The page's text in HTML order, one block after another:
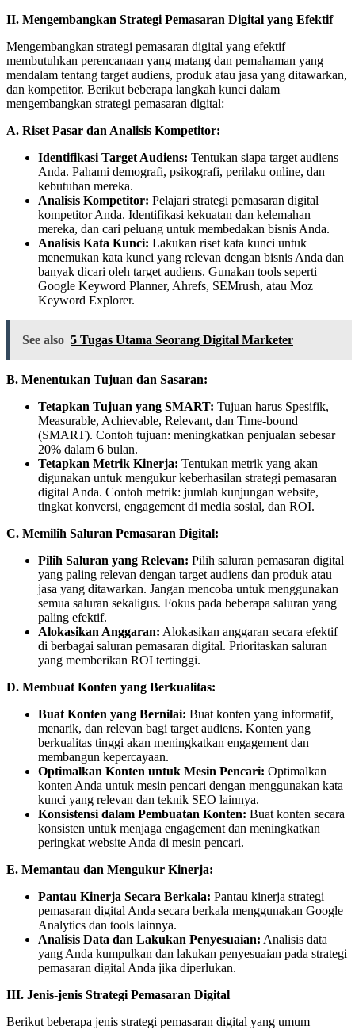
II. Mengembangkan Strategi Pemasaran Digital yang Efektif
Mengembangkan strategi pemasaran digital yang efektif
membutuhkan perencanaan yang matang dan pemahaman yang
mendalam tentang target audiens, produk atau jasa yang ditawarkan,
dan kompetitor. Berikut beberapa langkah kunci dalam
mengembangkan strategi pemasaran digital:
A. Riset Pasar dan Analisis Kompetitor:
Identifikasi Target Audiens: Tentukan siapa target audiens
Anda. Pahami demografi, psikografi, perilaku online, dan
kebutuhan mereka.
Analisis Kompetitor: Pelajari strategi pemasaran digital
kompetitor Anda. Identifikasi kekuatan dan kelemahan
mereka, dan cari peluang untuk membedakan bisnis Anda.
Analisis Kata Kunci: Lakukan riset kata kunci untuk
menemukan kata kunci yang relevan dengan bisnis Anda dan
banyak dicari oleh target audiens. Gunakan tools seperti
Google Keyword Planner, Ahrefs, SEMrush, atau Moz
Keyword Explorer.
See also 5 Tugas Utama Seorang Digital Marketer
B. Menentukan Tujuan dan Sasaran:
Tetapkan Tujuan yang SMART: Tujuan harus Spesifik,
Measurable, Achievable, Relevant, dan Time-bound
(SMART). Contoh tujuan: meningkatkan penjualan sebesar
20% dalam 6 bulan.
Tetapkan Metrik Kinerja: Tentukan metrik yang akan
digunakan untuk mengukur keberhasilan strategi pemasaran
digital Anda. Contoh metrik: jumlah kunjungan website,
tingkat konversi, engagement di media sosial, dan ROI.
C. Memilih Saluran Pemasaran Digital:
Pilih Saluran yang Relevan: Pilih saluran pemasaran digital
yang paling relevan dengan target audiens dan produk atau
jasa yang ditawarkan. Jangan mencoba untuk menggunakan
semua saluran sekaligus. Fokus pada beberapa saluran yang
paling efektif.
Alokasikan Anggaran: Alokasikan anggaran secara efektif
di berbagai saluran pemasaran digital. Prioritaskan saluran
yang memberikan ROI tertinggi.
D. Membuat Konten yang Berkualitas:
Buat Konten yang Bernilai: Buat konten yang informatif,
menarik, dan relevan bagi target audiens. Konten yang
berkualitas tinggi akan meningkatkan engagement dan
membangun kepercayaan.
Optimalkan Konten untuk Mesin Pencari: Optimalkan
konten Anda untuk mesin pencari dengan menggunakan kata
kunci yang relevan dan teknik SEO lainnya.
Konsistensi dalam Pembuatan Konten: Buat konten secara
konsisten untuk menjaga engagement dan meningkatkan
peringkat website Anda di mesin pencari.
E. Memantau dan Mengukur Kinerja:
Pantau Kinerja Secara Berkala: Pantau kinerja strategi
pemasaran digital Anda secara berkala menggunakan Google
Analytics dan tools lainnya.
Analisis Data dan Lakukan Penyesuaian: Analisis data
yang Anda kumpulkan dan lakukan penyesuaian pada strategi
pemasaran digital Anda jika diperlukan.
III. Jenis-jenis Strategi Pemasaran Digital
Berikut beberapa jenis strategi pemasaran digital yang umum